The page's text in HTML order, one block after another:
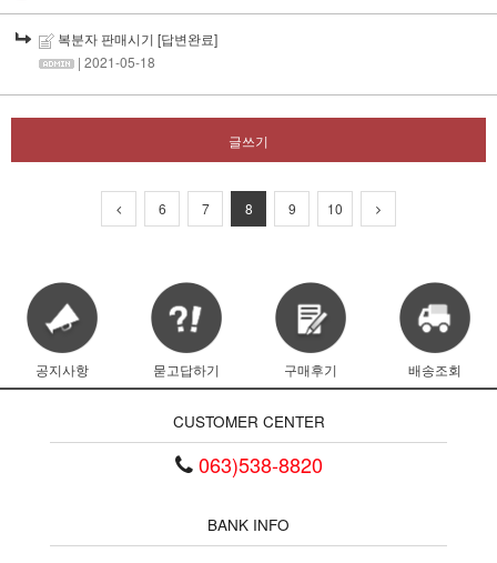
복분자 판매시기 [답변완료]
| 2021-05-18
글쓰기
6 7 8 9 10
공지사항 묻고답하기 구매후기 배송조회
CUSTOMER CENTER
063)538-8820
BANK INFO